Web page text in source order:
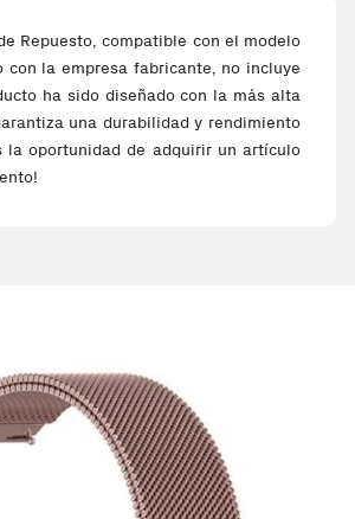
Repuesto, compatible con el modelo
la empresa fabricante, no incluye
ha sido diseñado con la más alta
una durabilidad y rendimiento
la oportunidad de adquirir un artículo